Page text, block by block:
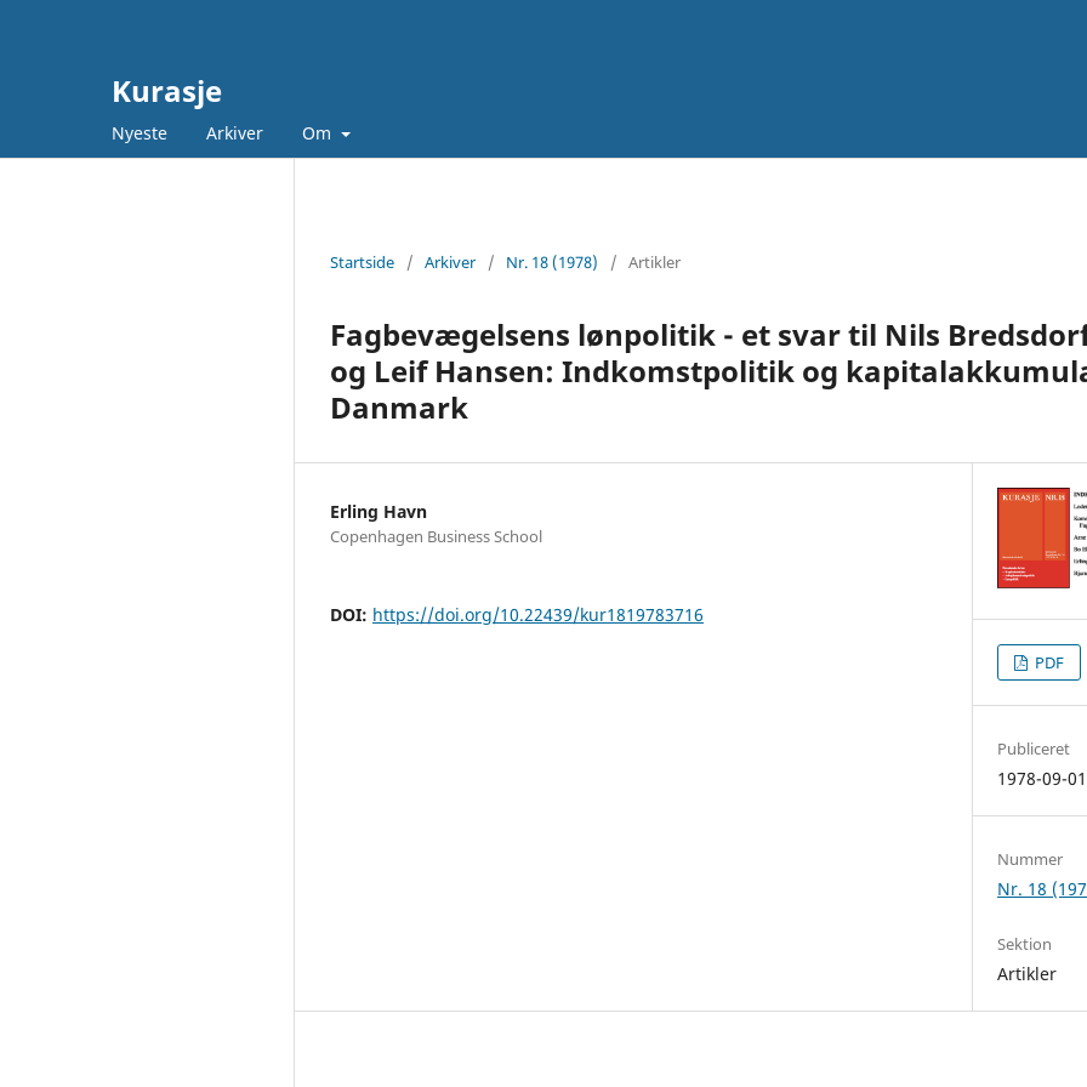
Kurasje
Nyeste Arkiver Om
Startside / Arkiver / Nr. 18 (1978) / Artikler
Fagbevægelsens lønpolitik - et svar til Nils
og Leif Hansen: Indkomstpolitik og
Danmark
Erling Havn
Copenhagen Business School
DOI: https://doi.org/10.22439/kur1819783716
PDF
Publiceret
1978-09-01
Nummer
Nr. 18
Sektion
Artikler